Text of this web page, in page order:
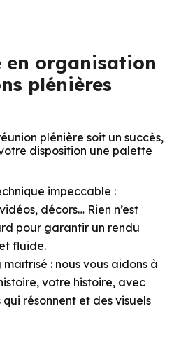
le contenu de ce site vous intéresse
par la suite, cliquez sur le lien
utilisons des cookies.
Google
certifiés par
Je choisis OK pour moi
en organisation
plénières
plénière soit un succès,
disposition une palette
impeccable :
décors… Rien n’est
pour garantir un rendu
fluide.
: nous vous aidons à
votre histoire, avec
qui résonnent et des visuels